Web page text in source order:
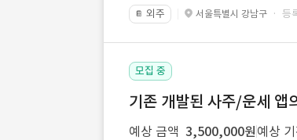
📔 외주 서울특별시 강남구 · 등
모집 중
기존 개발된 사주/운세 앱
예상 금액 3,500,000원 예상